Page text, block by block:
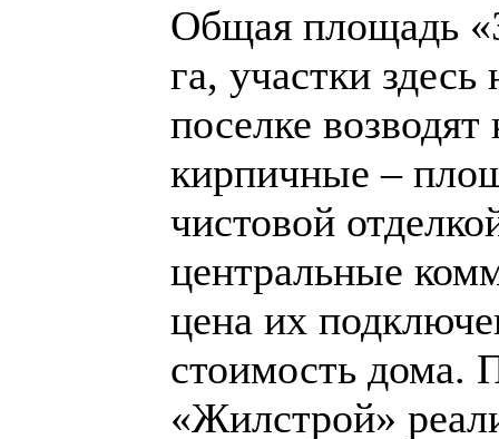
Общая площадь
га, участки
поселке
кирпичные –
чистовой
центральные
цена их
стоимость дома.
«Жилстрой»